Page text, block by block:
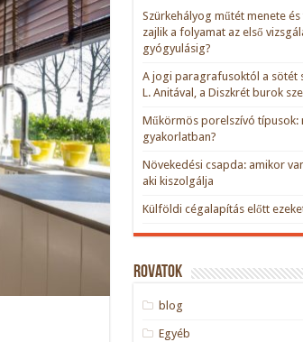
Szürkehályog műtét menete
zajlik a folyamat az első
gyógyulásig?
A jogi paragrafusoktól a sötét
L. Anitával, a Diszkrét burok
Műkörmös porelszívó típusok:
gyakorlatban?
Növekedési csapda: amikor
aki kiszolgálja
Külföldi cégalapítás előtt
Rovatok
blog
Egyéb